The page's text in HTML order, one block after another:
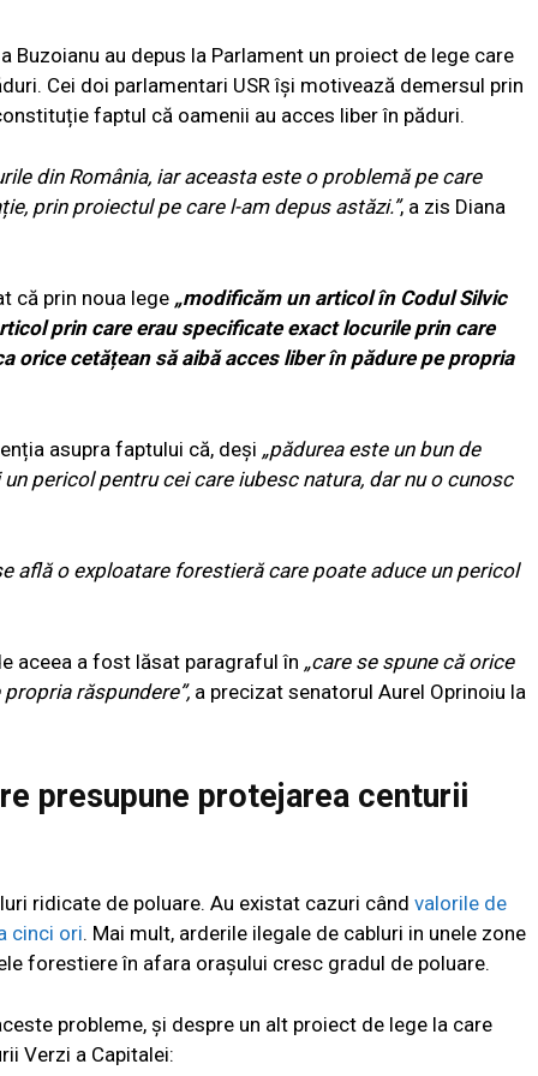
Buzoianu au depus la Parlament un proiect de lege care
Cei doi parlamentari USR își motivează demersul prin
faptul că oamenii au acces liber în păduri.
din România, iar aceasta este o problemă pe care
prin proiectul pe care l-am depus astăzi.”, a zis Diana
că prin noua lege „modificăm un articol în Codul Silvic
prin care erau specificate exact locurile prin care
orice cetățean să aibă acces liber în pădure pe propria
asupra faptului că, deși „pădurea este un bun de
pericol pentru cei care iubesc natura, dar nu o cunosc
află o exploatare forestieră care poate aduce un pericol
aceea a fost lăsat paragraful în „care se spune că orice
răspundere”, a precizat senatorul Aurel Oprinoiu la
presupune protejarea centurii
ridicate de poluare. Au existat cazuri când valorile de
cinci ori. Mai mult, arderile ilegale de cabluri in unele zone
forestiere în afara orașului cresc gradul de poluare.
probleme, și despre un alt proiect de lege la care
Verzi a Capitalei: